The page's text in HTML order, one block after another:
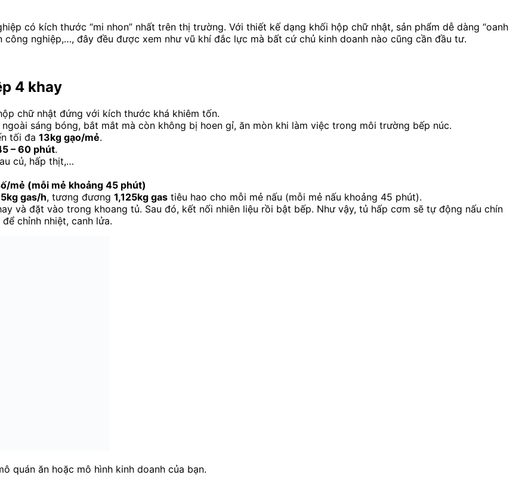
có kích thước “mi nhon” nhất trên thị trường. Với thiết kế dạng khối hộp chữ nhật, sản phẩm dễ dàng “oanh
công nghiệp,…, đây đều được xem như vũ khí đắc lực mà bất cứ chủ kinh doanh nào cũng cần đầu tư.
4 khay
chữ nhật đứng với kích thước khá khiêm tốn.
sáng bóng, bắt mắt mà còn không bị hoen gỉ, ăn mòn khi làm việc trong môi trường bếp núc.
tối đa 13kg gạo/mẻ.
– 60 phút.
củ, hấp thịt,…
mẻ (mỗi mẻ khoảng 45 phút)
gas/h, tương đương 1,125kg gas tiêu hao cho mỗi mẻ nấu (mỗi mẻ nấu khoảng 45 phút).
và đặt vào trong khoang tủ. Sau đó, kết nối nhiên liệu rồi bật bếp. Như vậy, tủ hấp cơm sẽ tự động nấu chín
chỉnh nhiệt, canh lửa.
quán ăn hoặc mô hình kinh doanh của bạn.